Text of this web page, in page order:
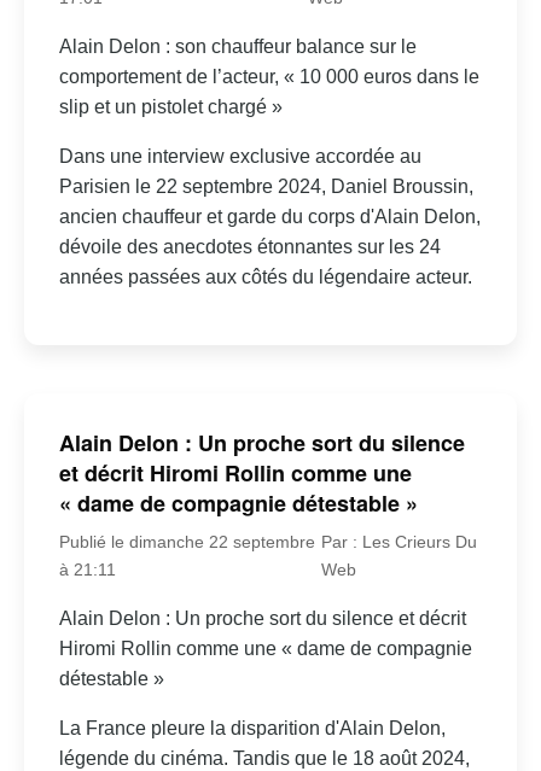
Alain Delon : son chauffeur balance sur le
comportement de l’acteur, « 10 000 euros dans le
slip et un pistolet chargé »
Dans une interview exclusive accordée au
Parisien le 22 septembre 2024, Daniel Broussin,
ancien chauffeur et garde du corps d'Alain Delon,
dévoile des anecdotes étonnantes sur les 24
années passées aux côtés du légendaire acteur.
Alain Delon : Un proche sort du silence
et décrit Hiromi Rollin comme une
« dame de compagnie détestable »
Publié le dimanche 22 septembre
à 21:11
Par : Les Crieurs Du
Web
Alain Delon : Un proche sort du silence et décrit
Hiromi Rollin comme une « dame de compagnie
détestable »
La France pleure la disparition d'Alain Delon,
légende du cinéma. Tandis que le 18 août 2024,